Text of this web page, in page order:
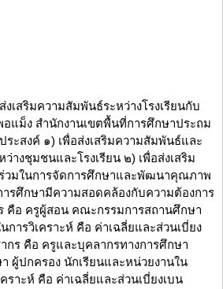
งเสริมความสัมพันธ์ระหว่างโรงเรียนกับ
แม็ง สำนักงานเขตพื้นที่การศึกษาประถม
ระสงค์ ๑) เพื่อส่งเสริมความสัมพันธ์และ
ว่างชุมชนและโรงเรียน ๒) เพื่อส่งเสริม
มในการจัดการศึกษาและพัฒนาคุณภาพ
ารศึกษามีความสอดคล้องกับความต้องการ
คือ ครูผู้สอน คณะกรรมการสถานศึกษา
ารวิเคราะห์ คือ ค่าเฉลี่ยและส่วนเบี่ยง
กร คือ ครูและบุคลากรทางการศึกษา
ผู้ปกครอง นักเรียนและหน่วยงานใน
ราะห์ คือ ค่าเฉลี่ยและส่วนเบี่ยงเบน